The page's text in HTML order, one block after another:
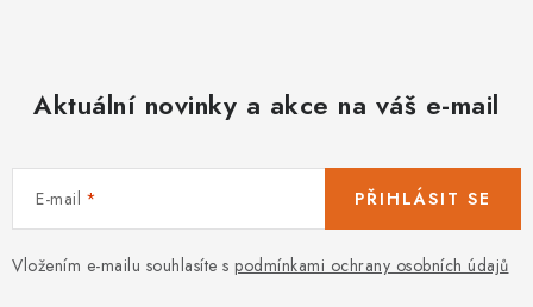
Aktuální novinky a akce na váš e-mail
E-mail
Vložením e-mailu souhlasíte s podmínkami ochrany osobních údajů
PŘIHLÁSIT SE